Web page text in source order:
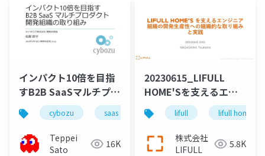
インパクト10倍を目指
すB2B SaaSマルチプロ
ダクトなサイボウズ開
発組織の取り組み
cybozu saas management productivity
Teppei
Sato
16K
20230615_LIFULL
HOME'Sを支えるエン
ジニア 組織の開発生産
性への組織的な取り組
みと実践
lifull lifull home's
株式会社
LIFULL
5.8K